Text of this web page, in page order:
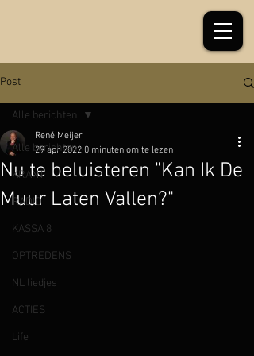
Post
Alle berichten
KRANT
RADIO
KASSA 8
OPTREDENS
NL liedjes
ACTIES
Life
Alle berichten
Nu te beluisteren "Kan Ik De
Muur Laten Vallen?"
René Meijer
29 apr 2022 0 minuten om te lezen